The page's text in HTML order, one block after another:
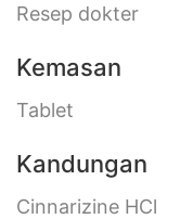
Resep dokter
Kemasan
Tablet
Kandungan
Cinnarizine HCl